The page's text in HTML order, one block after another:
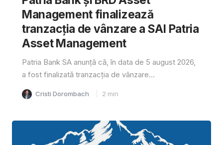
Management finalizează
tranzacția de vânzare a SAI Patria
Asset Management
Patria Bank SA anunță că, în data de 5 august 2026,
a fost finalizată tranzacția de vânzare...
Cristi Dorombach 2 min